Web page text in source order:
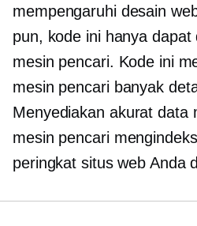
mempengaruhi desain
pun, kode ini hanya dapat
mesin pencari. Kode ini
mesin pencari banyak
Menyediakan akuratdata
mesin pencari
peringkat situs web Anda